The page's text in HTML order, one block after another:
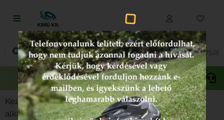
Fűnyírás
Vágás és fűrészelés
Akkumulátoros termékek
Talajápolás és tisztítás
Akciós
termékek
Gepida Oregon
Kezdőlap/Alkatrészek típus szerint/Láncfűrész
alkatrészek/ McCulloch